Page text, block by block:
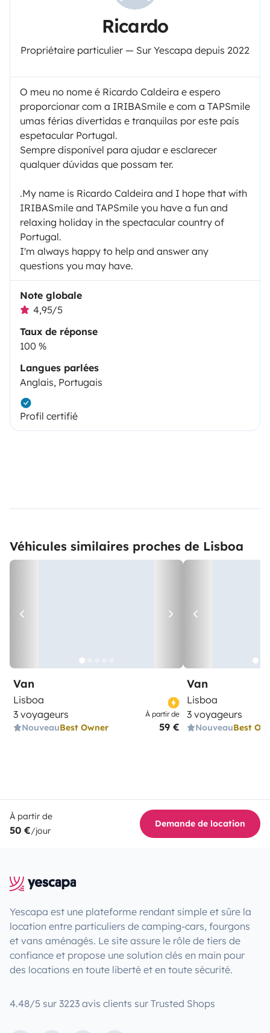
Ricardo
Propriétaire particulier — Sur Yescapa depuis 2022
O meu no nome é Ricardo Caldeira e espero
proporcionar com a IRIBASmile e com a TAPSmile
umas férias divertidas e tranquilas por este país
espetacular Portugal.
Sempre disponível para ajudar e esclarecer
qualquer dúvidas que possam ter.
.My name is Ricardo Caldeira and I hope that with
IRIBASmile and TAPSmile you have a fun and
relaxing holiday in the spectacular country of
Portugal.
I'm always happy to help and answer any
questions you may have.
Note globale
4,95/5
Taux de réponse
100 %
Langues parlées
Anglais, Portugais
Profil certifié
Véhicules similaires proches de Lisboa
Van
Lisboa
3 voyageurs
NouveauBest Owner
À partir de
59 €
Van
Lisboa
3 voyageurs
NouveauBest
À partir de
50 €/jour
Demande de location
Yescapa est une plateforme rendant simple et sûre la
location entre particuliers de camping-cars, fourgons
et vans aménagés. Le site assure le rôle de tiers de
confiance et propose une solution clés en main pour
des locations en toute liberté et en toute sécurité.
4.48/5 sur 3223 avis clients sur Trusted Shops